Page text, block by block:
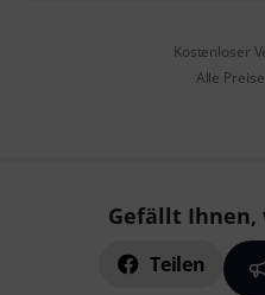
Kostenloser
Alle
Gefällt Ihnen,
Teilen